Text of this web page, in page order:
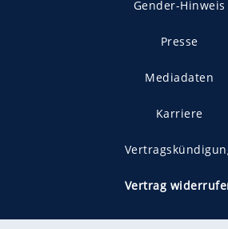
Gender-Hinweis
Presse
Mediadaten
Karriere
Vertrag